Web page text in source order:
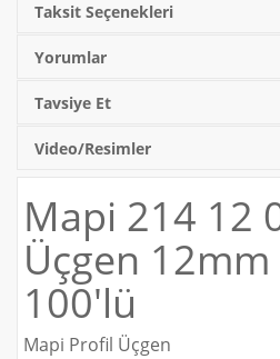
Taksit Seçenekleri
Yorumlar
Tavsiye Et
Video/Resimler
Mapi 214 12
Üçgen 12mm
100'lü
Mapi Profil Üçgen